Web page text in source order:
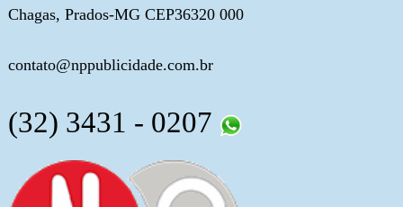
Chagas, Prados-MG CEP36320 000
contato@nppublicidade.com.br
(32) 3431 - 0207